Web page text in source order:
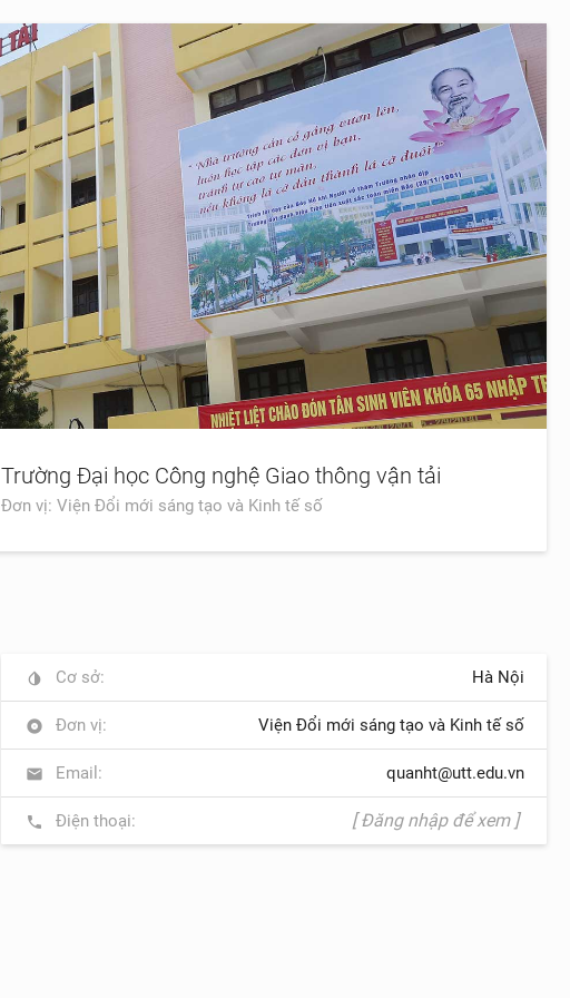
Trường Đại học Công nghệ Giao thông vận tải
Đơn vị: Viện Đổi mới sáng tạo và Kinh tế số
invert_colors Cơ sở: Hà Nội
album Đơn vị: Viện Đổi mới sáng tạo và Kinh tế số
mail Email: quanht@utt.edu.vn
phone Điện thoại: [ Đăng nhập để xem ]